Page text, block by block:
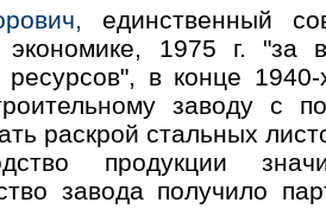
единственный
1975 г. "за
в конце 1940-
заводу с
раскрой стальных
продукции
завода получило